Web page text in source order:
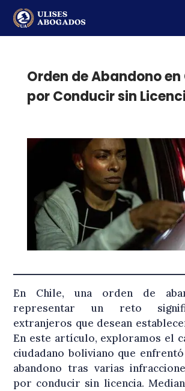
Orden de Abandono en
por Conducir sin
En Chile, una orden de
representar un reto
extranjeros que desean
En este artículo, exploramos el
ciudadano boliviano que
abandono tras varias
por conducir sin licencia.